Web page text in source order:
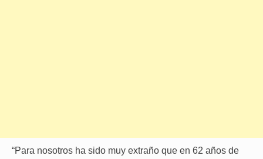
“Para nosotros ha sido muy extraño que en 62 años de